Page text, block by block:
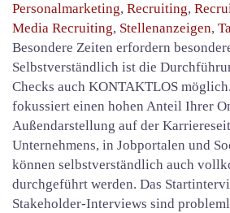
Personalmarketing, Recruiting,
Media Recruiting, Stellenanzeigen,
Besondere Zeiten erfordern
Selbstverständlich ist die
Checks auch KONTAKTLOS
fokussiert einen hohen Anteil Ihrer
Außendarstellung auf der
Unternehmens, in Jobportalen und
können selbstverständlich auch
durchgeführt werden. Das
Stakeholder-Interviews sind